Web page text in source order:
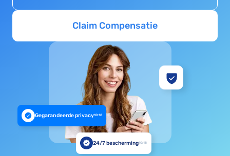
Claim Compensatie
Gegarandeerde privacy10:18
24/7 bescherming10:18